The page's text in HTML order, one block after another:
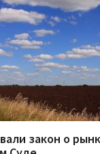
закон о